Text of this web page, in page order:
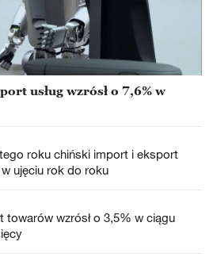
usług wzrósł o 7,6% w
roku chiński import i eksport
ujęciu rok do roku
wzrósł o 3,5% w ciągu